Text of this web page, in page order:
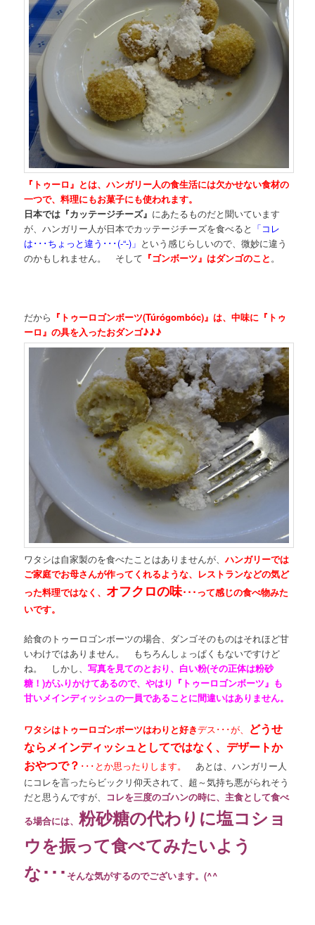
『トゥーロ』とは、ハンガリー人の食生活には欠かせない食材の
一つで、料理にもお菓子にも使われます。
日本では『カッテージチーズ』 にあたるものだと聞いています
が、ハンガリー人が日本でカッテージチーズを食べると 「コレ
は･･･ちょっと違う･･･(-“-)」 という感じらしいので、微妙に違う
のかもしれません。 そして 『ゴンボーツ』はダンゴのこと。
だから 『トゥーロゴンボーツ(Túrógombóc)』は、中味に『トゥ
ーロ』の具を入ったおダンゴ♪♪♪
ワタシは自家製のを食べたことはありませんが、ハンガリーでは
ご家庭でお母さんが作ってくれるような、レストランなどの気ど
った料理ではなく、 オフクロの味･･･って感じの食べ物みた
いです。
給食のトゥーロゴンボーツの場合、ダンゴそのものはそれほど甘
いわけではありません。 もちろんしょっぱくもないですけど
ね。 しかし、写真を見てのとおり、白い粉(その正体は粉砂
糖！)がふりかけてあるので、やはり『トゥーロゴンボーツ』も
甘いメインディッシュの一員であることに間違いはありません。
ワタシはトゥーロゴンボーツはわりと好きデス･･･が、
どうせ
ならメインディッシュとしてではなく、デザートか
おやつで？ ･･･とか思ったりします。 あとは、ハンガリー人
にコレを言ったらビックリ仰天されて、超～気持ち悪がられそう
だと思うんですが、
コレを三度のゴハンの時に、主食として食べ
る場合には、粉砂糖の代わりに塩コショ
ウを振って食べてみたいよう
な･･･ そんな気がするのでございます。(^^ゞ